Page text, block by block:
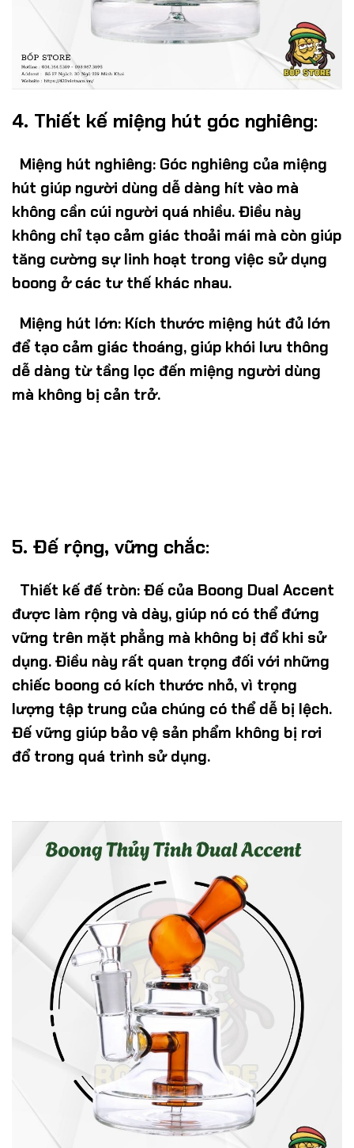
4. Thiết kế miệng hút góc nghiêng:
Miệng hút nghiêng: Góc nghiêng của miệng
hút giúp người dùng dễ dàng hít vào mà
không cần cúi người quá nhiều. Điều này
không chỉ tạo cảm giác thoải mái mà còn giúp
tăng cường sự linh hoạt trong việc sử dụng
boong ở các tư thế khác nhau.
Miệng hút lớn: Kích thước miệng hút đủ lớn
để tạo cảm giác thoáng, giúp khói lưu thông
dễ dàng từ tầng lọc đến miệng người dùng
mà không bị cản trở.
5. Đế rộng, vững chắc:
Thiết kế đế tròn: Đế của Boong Dual Accent
được làm rộng và dày, giúp nó có thể đứng
vững trên mặt phẳng mà không bị đổ khi sử
dụng. Điều này rất quan trọng đối với những
chiếc boong có kích thước nhỏ, vì trọng
lượng tập trung của chúng có thể dễ bị lệch.
Đế vững giúp bảo vệ sản phẩm không bị rơi
đổ trong quá trình sử dụng.